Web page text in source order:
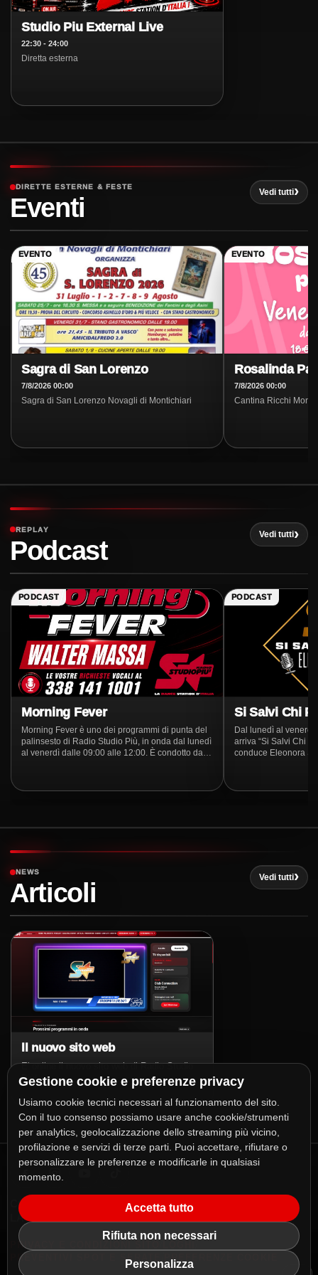
Radio Studio Piu' - Reggio Emilia & Modena
Ascolta ora
Radio Studio Piu' - Global
Studio Piu External Live
22:30 - 24:00
Diretta esterna
DIRETTE ESTERNE & FESTE
Eventi
Vedi tutti
EVENTO
Sagra di San Lorenzo
7/8/2026 00:00
Sagra di San Lorenzo Novagli di Montichiari
EVENTO
Rosalinda
7/8/2026 00:00
Cantina Ricchi
REPLAY
Podcast
Vedi tutti
PODCAST
Morning Fever
Morning Fever è uno dei programmi di punta del
palinsesto di Radio Studio Più, in onda dal lunedì
al venerdì dalle 09:00 alle 12:00. È condotto dal
PODCAST
Si Salvi Chi
Dal lunedì al
arriva “Si Salvi Chi
conduce Eleonora Salvi. Un
una sana follia…
NEWS
Articoli
Vedi tutti
Il nuovo sito web
E' online il nuovo sito web di Radio Studio
Più!
COPYRIGHT 2026
RADIO STUDIO PIÙ S.R.L.
LA DANCE STATION D'ITALIA
PRIVACY E CONDIZIONI SITO
PREVENTIVI SPOT E SERATE PREFERENZE COOKIE
Gestione cookie e preferenze privacy
Usiamo cookie tecnici necessari al funzionamento del sito.
Con il tuo consenso possiamo usare anche cookie/strumenti
per analytics, geolocalizzazione dello streaming più vicino,
profilazione e servizi di terze parti. Puoi accettare, rifiutare o
personalizzare le preferenze e modificarle in qualsiasi
momento.
Accetta tutto
Rifiuta non necessari
Personalizza